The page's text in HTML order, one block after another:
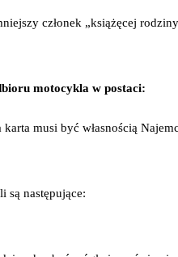
członek „książęcej
motocykla w postaci:
musi być własnością
następujące: